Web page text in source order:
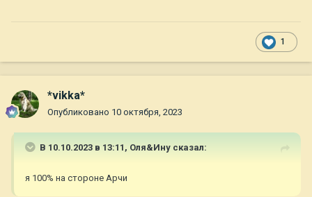
1
*vikka*
Опубликовано 10 октября, 2023
В 10.10.2023 в 13:11, Оля&Ину сказал:
я 100% на стороне Арчи